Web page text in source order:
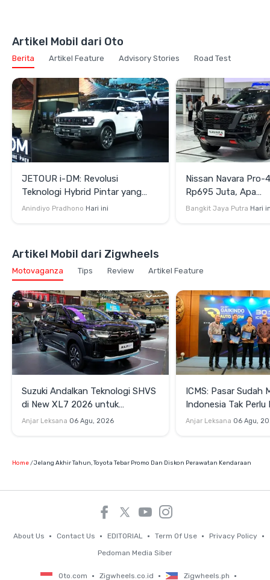
Artikel Mobil dari Oto
Berita Artikel Feature Advisory Stories Road Test
JETOUR i-DM: Revolusi
Teknologi Hybrid Pintar yang
Mengubah Gaya Berkendara dan
Anindiyo Pradhono Hari ini
Nissan Navara Pro-
Rp695 Juta, Apa
Kehebatannya?
Bangkit Jaya Putra Hari
Artikel Mobil dari Zigwheels
Motovaganza Tips Review Artikel Feature
Suzuki Andalkan Teknologi SHVS
di New XL7 2026 untuk
Mendukung Efisiensi Berkendara
Anjar Leksana 06 Agu, 2026
ICMS: Pasar Sudah
Indonesia Tak Perlu
Satu Teknologi
Anjar Leksana 06 Agu,
Home Jelang Akhir Tahun, Toyota Tebar Promo Dan Diskon Perawatan Kendaraan
About Us Contact Us EDITORIAL Term Of Use
Privacy Policy
Pedoman Media Siber
Oto.com Zigwheels.co.id Zigwheels.ph